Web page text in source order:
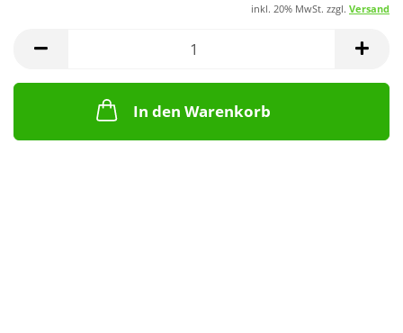
inkl. 20% MwSt. zzgl. Versand
In den Warenkorb